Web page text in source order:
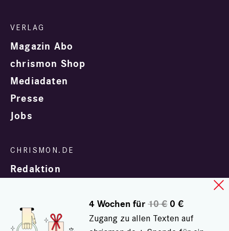
Magazin Abo
chrismon Shop
Mediadaten
Presse
Jobs
Redaktion
4 Wochen für10 €0 €
Zugang zu allen Texten auf